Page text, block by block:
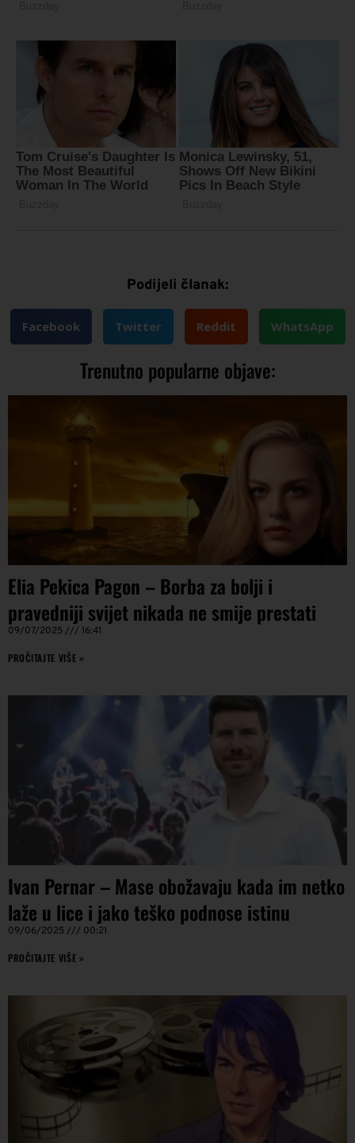
Podijeli članak:
Facebook Twitter Reddit WhatsApp
Trenutno popularne objave:
Elia Pekica Pagon – Borba za bolji i
pravedniji svijet nikada ne smije prestati
09/07/2025 16:41
PROČITAJTE VIŠE »
Ivan Pernar – Mase obožavaju kada im netko
laže u lice i jako teško podnose istinu
09/06/2025 00:21
PROČITAJTE VIŠE »